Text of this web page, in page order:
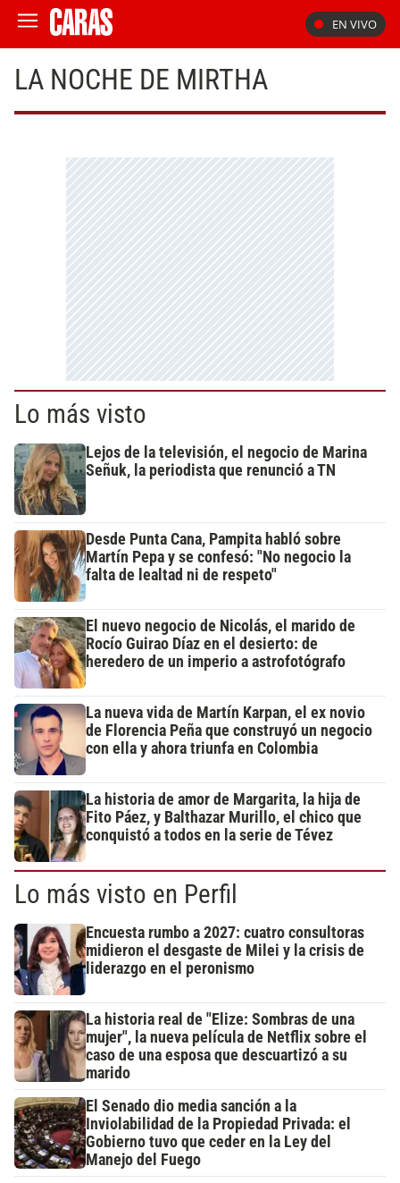
EN VIVO
LA NOCHE DE MIRTHA
Lo más visto
Lejos de la televisión, el negocio de Marina
Señuk, la periodista que renunció a TN
Desde Punta Cana, Pampita habló sobre
Martín Pepa y se confesó: "No negocio la
falta de lealtad ni de respeto"
El nuevo negocio de Nicolás, el marido de
Rocío Guirao Díaz en el desierto: de
heredero de un imperio a astrofotógrafo
La nueva vida de Martín Karpan, el ex novio
de Florencia Peña que construyó un negocio
con ella y ahora triunfa en Colombia
La historia de amor de Margarita, la hija de
Fito Páez, y Balthazar Murillo, el chico que
conquistó a todos en la serie de Tévez
Lo más visto en Perfil
Encuesta rumbo a 2027: cuatro consultoras
midieron el desgaste de Milei y la crisis de
liderazgo en el peronismo
La historia real de "Elize: Sombras de una
mujer", la nueva película de Netflix sobre el
caso de una esposa que descuartizó a su
marido
El Senado dio media sanción a la
Inviolabilidad de la Propiedad Privada: el
Gobierno tuvo que ceder en la Ley del
Manejo del Fuego